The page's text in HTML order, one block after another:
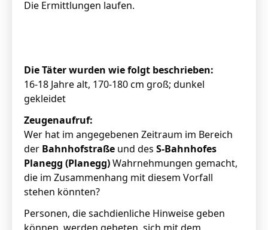
Die Ermittlungen laufen.
Die Täter wurden wie folgt beschrieben:
16-18 Jahre alt, 170-180 cm groß; dunkel
gekleidet
Zeugenaufruf:
Wer hat im angegebenen Zeitraum im Bereich
der Bahnhofstraße und des S-Bahnhofes
Planegg (Planegg)Wahrnehmungen gemacht,
die im Zusammenhang mit diesem Vorfall
stehen könnten?
Personen, die sachdienliche Hinweise geben